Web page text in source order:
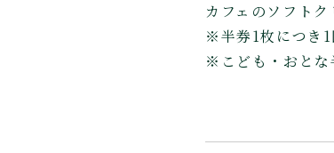
カフェのソフト
※半券1枚につき1
※こども・おとな